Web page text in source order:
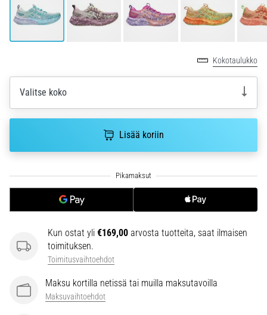
6 min. luetaan
Plantaarifaskiitti:
Oireet,
aikana
sen
on
plantaarifaskiitti.
Kokotaulukko
Valitse koko
Lisää koriin
Kun ostat yli €169,00 arvosta tuotteita, saat ilmaisen
toimituksen.
Toimitusvaihtoehdot
Maksu kortilla netissä tai muilla maksutavoilla
Maksuvaihtoehdot